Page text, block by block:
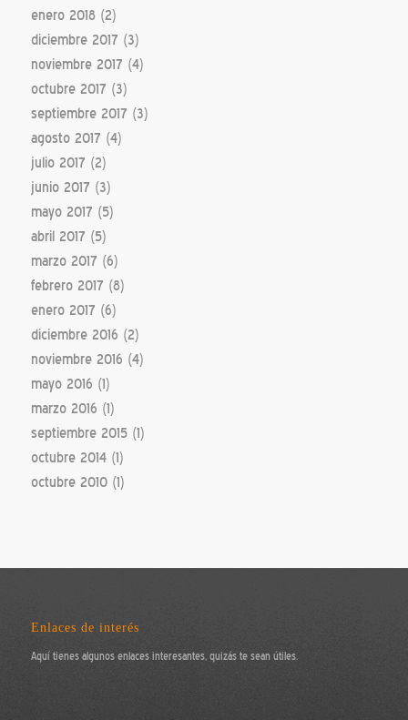
enero 2018(2)
diciembre 2017 (3)
noviembre 2017 (4)
octubre 2017 (3)
septiembre 2017 (3)
agosto 2017 (4)
julio 2017 (2)
junio 2017 (3)
mayo 2017 (5)
abril 2017 (5)
marzo 2017 (6)
febrero 2017 (8)
enero 2017 (6)
diciembre 2016 (2)
noviembre 2016 (4)
mayo 2016 (1)
marzo 2016 (1)
septiembre 2015(1)
octubre 2014(1)
octubre 2010(1)
Enlaces de interés
Aquí tienes algunos enlaces interesantes, quizás te sean útiles.